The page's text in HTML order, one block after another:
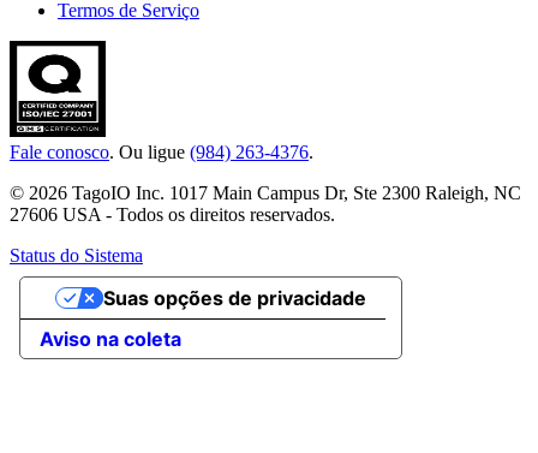
Termos de Serviço
Fale conosco. Ou ligue (984) 263-4376.
© 2026 TagoIO Inc. 1017 Main Campus Dr, Ste 2300 Raleigh, NC
27606 USA - Todos os direitos reservados.
Status do Sistema
Aviso na coleta
Suas opções de privacidade